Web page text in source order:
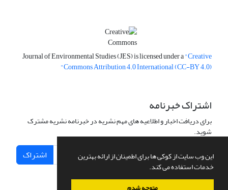
این وب سایت از کوکی ها برای اطمینان از ارائه بهترین
خدمات استفاده می کند.
Journal of Environmental Studies (JES) is licensed under a"Creative
Commons Attribution 4.0 International (CC-BY 4.0)"
اشتراک خبرنامه
برای دریافت اخبار و اطلاعیه های مهم نشریه در خبرنامه نشریه مشترک
شوید.
اشتراک